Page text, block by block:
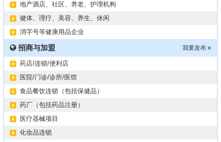
西南地区某煤炭公司寻求合作
2024第34届（广东）国际大健康产业博览会
某器械公司项目技术转让
10-13
#冠心病养生素口服液项目招商或寻求技术转让
大健康交易中心平台招商
膝关节修复药物融资计划
华北某药厂转让（年利有3000多万）
地产酒店、社区、养老、护理机构
健体、理疗、美容、养生、休闲
消字号等健康用品企业
我要发布
招商与加盟
药店/连锁/便利店
医院/门诊/诊所/医馆
食品餐饮连锁（包括保健品）
药厂（包括药品注册）
医疗器械项目
化妆品连锁